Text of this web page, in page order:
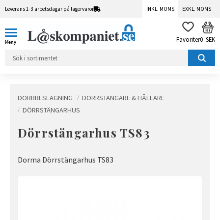
Leverans 1-3 arbetsdagar på lagervaror INKL. MOMS EXKL. MOMS
FAVORITER
0 SEK
DÖRRBESLAGNING
DÖRRSTÄNGARE & HÅLLARE
DÖRRSTÄNGARHUS
Dörrstängarhus TS83
Dorma Dörrstängarhus TS83